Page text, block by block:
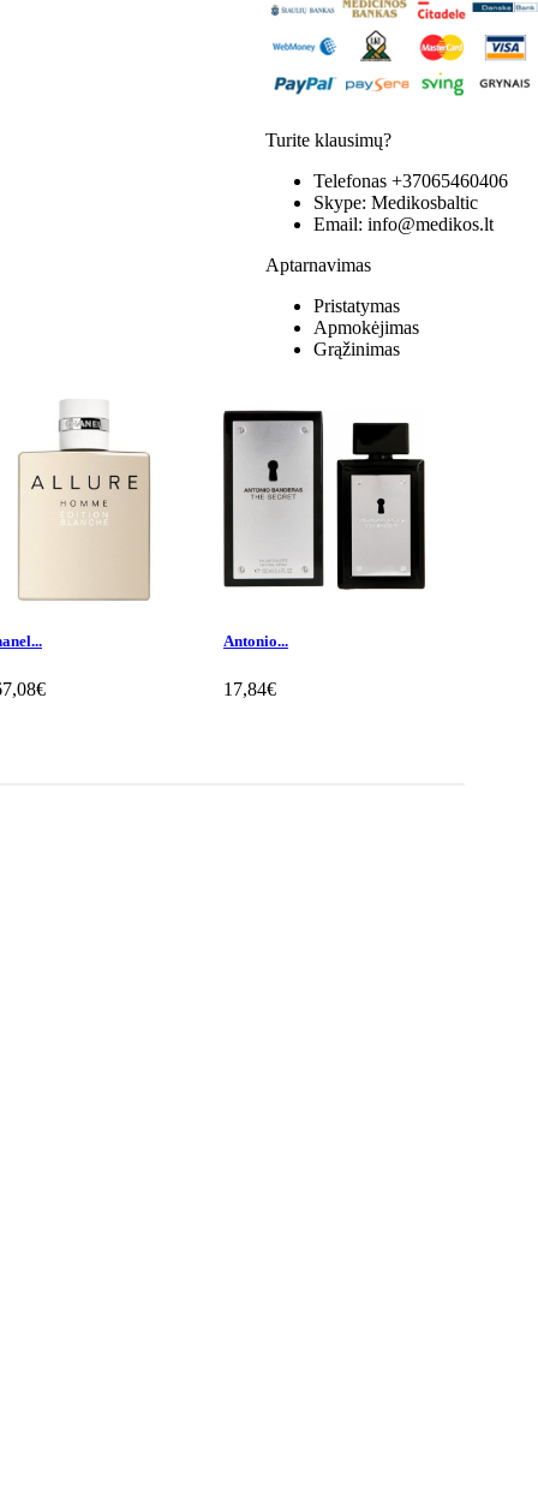
Turite klausimų?
Telefonas +37065460406
Skype: Medikosbaltic
Email: info@medikos.lt
Aptarnavimas
Pristatymas
Apmokėjimas
Grąžinimas
Antonio...
17,84€